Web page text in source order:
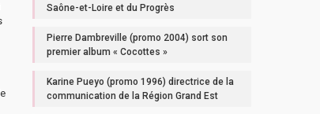
Saône-et-Loire et du Progrès
Pierre Dambreville (promo 2004) sort son
premier album « Cocottes »
Karine Pueyo (promo 1996) directrice de la
communication de la Région Grand Est